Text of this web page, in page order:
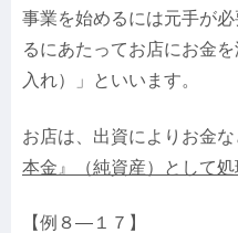
事業を始めるには元手が
るにあたってお店にお金を
入れ）
」といいます。
お店は、出資によりお金な
本金 』（純資産）として処
【例８—１７】